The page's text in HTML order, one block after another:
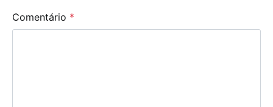
Comentário *